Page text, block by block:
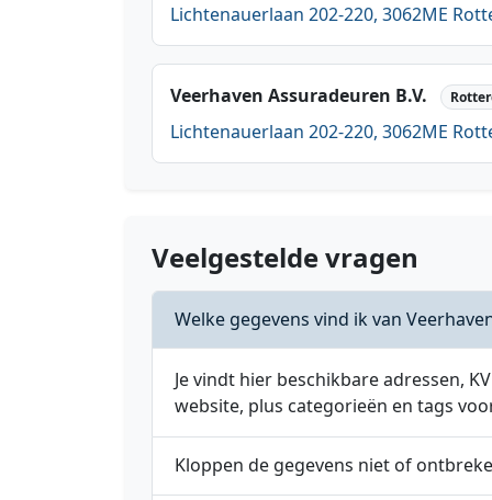
Lichtenauerlaan 202-220, 3062ME
Veerhaven Assuradeuren B.V.
Lichtenauerlaan 202-220, 3062ME
Veelgestelde vragen
Welke gegevens vind ik van
Je vindt hier beschikbare adressen,
website, plus categorieën en tags
Kloppen de gegevens niet of